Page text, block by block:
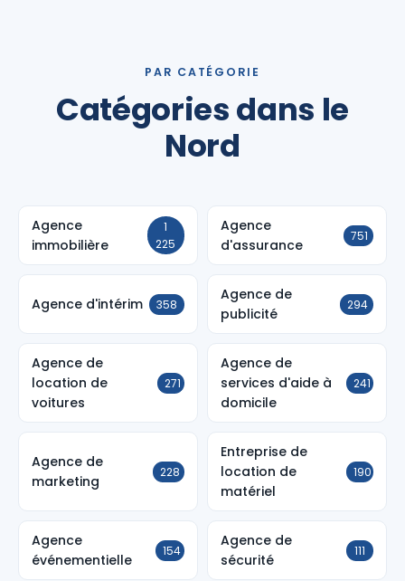
PAR CATÉGORIE
Catégories dans le
Nord
Agence
immobilière
1
225
Agence
d'assurance
751
Agence d'intérim 358
Agence de
publicité
294
Agence de
location de
voitures
271
Agence de
services d'aide à
domicile
241
Agence de
marketing
228
Entreprise de
location de
matériel
190
Agence
événementielle
154
Agence de
sécurité
111